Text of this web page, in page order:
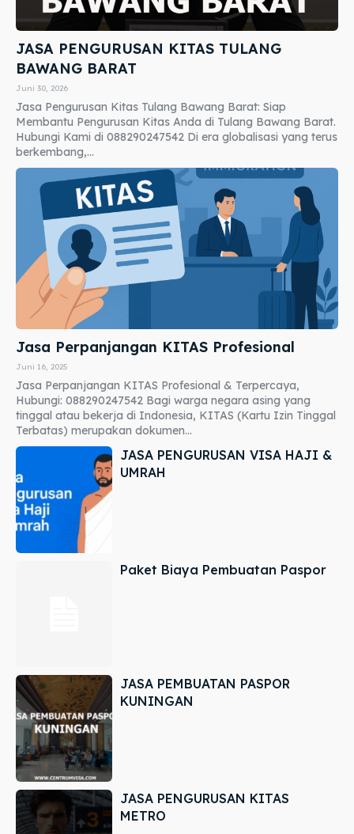
JASA PENGURUSAN KITAS TULANG
BAWANG BARAT
Juni 30, 2026
Jasa Pengurusan Kitas Tulang Bawang Barat: Siap
Membantu Pengurusan Kitas Anda di Tulang Bawang Barat.
Hubungi Kami di 088290247542 Di era globalisasi yang terus
berkembang,...
Jasa Perpanjangan KITAS Profesional
Juni 16, 2025
Jasa Perpanjangan KITAS Profesional & Terpercaya,
Hubungi: 088290247542 Bagi warga negara asing yang
tinggal atau bekerja di Indonesia, KITAS (Kartu Izin Tinggal
Terbatas) merupakan dokumen...
JASA PENGURUSAN VISA HAJI &
UMRAH
Paket Biaya Pembuatan Paspor
JASA PEMBUATAN PASPOR
KUNINGAN
JASA PENGURUSAN KITAS
METRO